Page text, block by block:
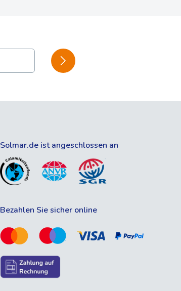
BESTÄTIGEN
Solmar.de ist angeschlossen an
Bezahlen Sie sicher online